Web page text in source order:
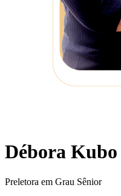
Débora Kubo
Preletora em Grau Sênior